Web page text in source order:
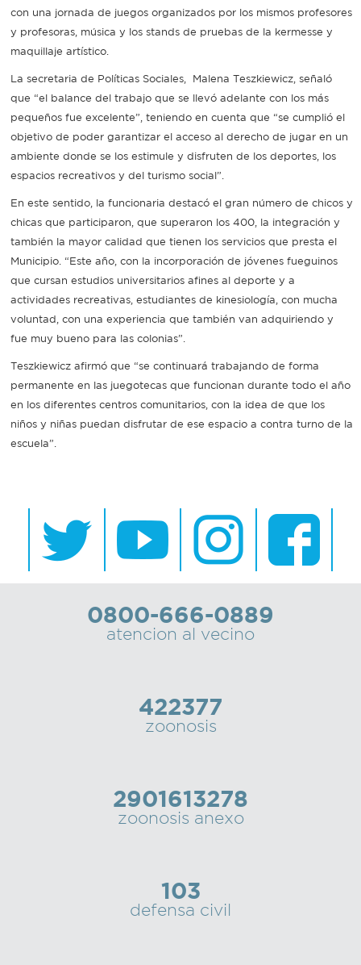
con una jornada de juegos organizados por los mismos profesores
y profesoras, música y los stands de pruebas de la kermesse y
maquillaje artístico.
La secretaria de Políticas Sociales, Malena Teszkiewicz, señaló
que “el balance del trabajo que se llevó adelante con los más
pequeños fue excelente”, teniendo en cuenta que “se cumplió el
objetivo de poder garantizar el acceso al derecho de jugar en un
ambiente donde se los estimule y disfruten de los deportes, los
espacios recreativos y del turismo social”.
En este sentido, la funcionaria destacó el gran número de chicos y
chicas que participaron, que superaron los 400, la integración y
también la mayor calidad que tienen los servicios que presta el
Municipio. “Este año, con la incorporación de jóvenes fueguinos
que cursan estudios universitarios afines al deporte y a
actividades recreativas, estudiantes de kinesiología, con mucha
voluntad, con una experiencia que también van adquiriendo y
fue muy bueno para las colonias”.
Teszkiewicz afirmó que “se continuará trabajando de forma
permanente en las juegotecas que funcionan durante todo el año
en los diferentes centros comunitarios, con la idea de que los
niños y niñas puedan disfrutar de ese espacio a contra turno de la
escuela”.
0800-666-0889
atencion al vecino
422377
zoonosis
2901613278
zoonosis anexo
103
defensa civil